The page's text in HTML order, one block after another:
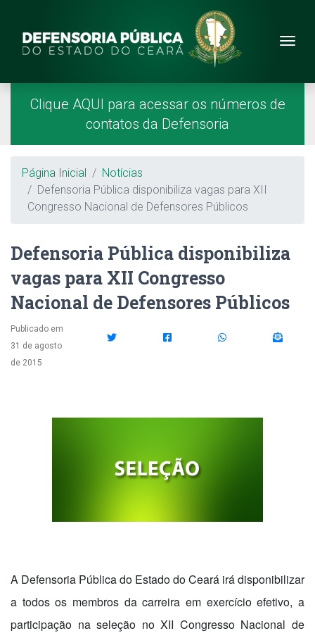
Site da Defensoria
Menu Principal
Página Inicial
Clique AQUI para acessar os números de
contatos da Defensoria
Breadcrumb
Página Inicial
Notícias
Defensoria Pública disponibiliza vagas para XII
Congresso Nacional de Defensores Públicos
Defensoria Pública disponibiliza
vagas para XII Congresso
Nacional de Defensores Públicos
Publicado em
31 de agosto
de 2015
A Defensoria Pública do Estado do Ceará irá disponibilizar
a todos os membros da carreira em exercício efetivo, a
participação na seleção no XII Congresso Nacional de